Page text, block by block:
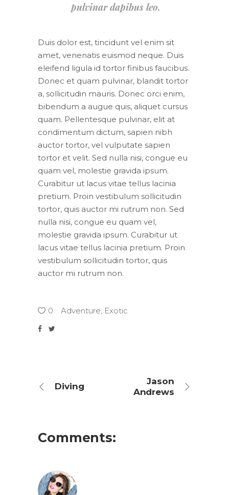
pulvinar dapibus leo.
Duis dolor est, tincidunt vel enim sit
amet, venenatis euismod neque. Duis
eleifend ligula id tortor finibus faucibus.
Donec et quam pulvinar, blandit tortor
a, sollicitudin mauris. Donec orci enim,
bibendum a augue quis, aliquet cursus
quam. Pellentesque pulvinar, elit at
condimentum dictum, sapien nibh
auctor tortor, vel vulputate sapien
tortor et velit. Sed nulla nisi, congue eu
quam vel, molestie gravida ipsum.
Curabitur ut lacus vitae tellus lacinia
pretium. Proin vestibulum sollicitudin
tortor, quis auctor mi rutrum non. Sed
nulla nisi, congue eu quam vel,
molestie gravida ipsum. Curabitur ut
lacus vitae tellus lacinia pretium. Proin
vestibulum sollicitudin tortor, quis
auctor mi rutrum non.
0 Adventure Exotic
Diving
Jason
Andrews
Comments: